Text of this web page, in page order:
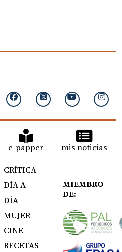
e-papper mis noticias
CRÍTICA
DÍA A
DÍA
MUJER
CINE
RECETAS
MIEMBRO
DE: